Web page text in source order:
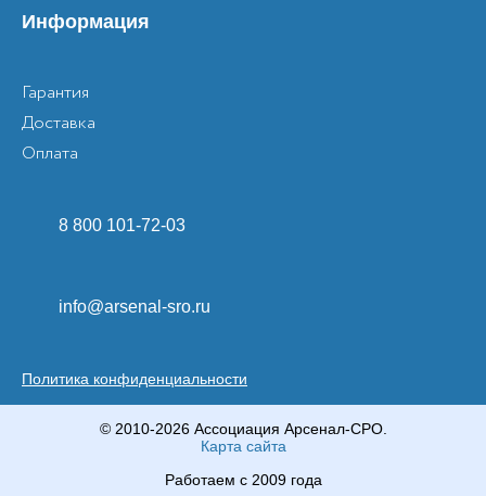
Политика конфиденциальности
Информация
Гарантия
Доставка
Оплата
8 800 101-72-03
info@arsenal-sro.ru
© 2010-2026 Ассоциация Арсенал-СРО.
Карта сайта
Работаем с 2009 года